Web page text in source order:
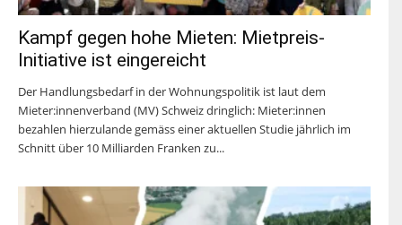
Kampf gegen hohe Mieten: Mietpreis-
Initiative ist eingereicht
Der Handlungsbedarf in der Wohnungspolitik ist laut dem
Mieter:innenverband (MV) Schweiz dringlich: Mieter:innen
bezahlen hierzulande gemäss einer aktuellen Studie jährlich im
Schnitt über 10 Milliarden Franken zu...